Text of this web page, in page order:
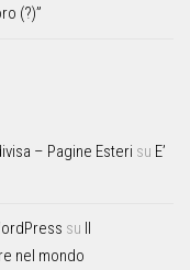
(?)”
– Pagine Esteri su E’
su Il
nel mondo